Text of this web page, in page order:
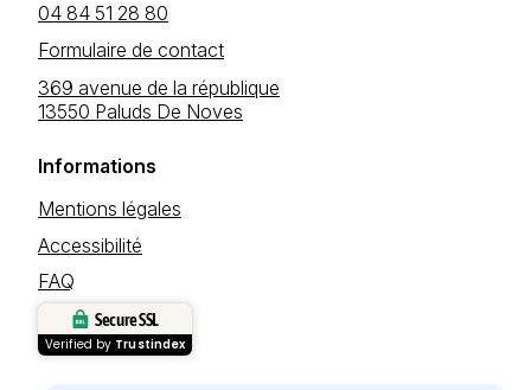
04 84 51 28 80
Formulaire de contact
369 avenue de la république
13550 Paluds De Noves
Informations
Mentions légales
Accessibilité
FAQ
Secure SSL
Verified by Trustindex